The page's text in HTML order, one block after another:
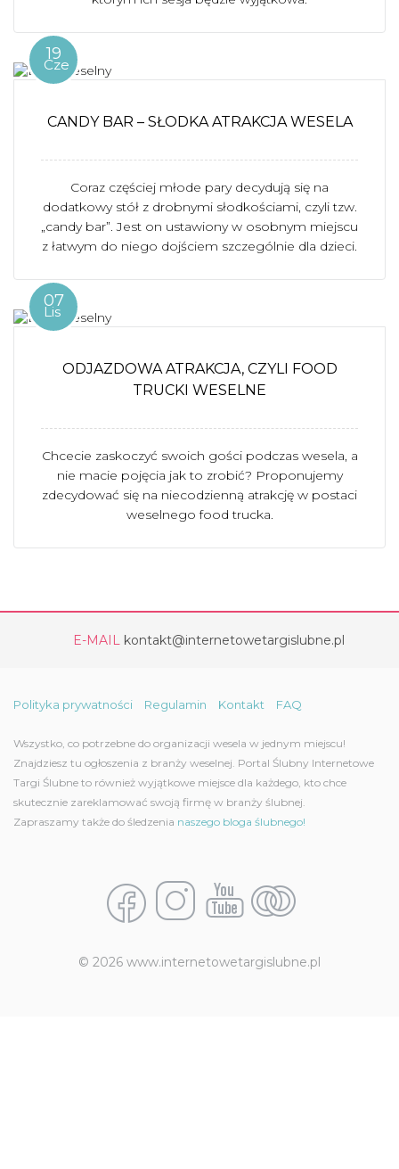
19
Cze
CANDY BAR – SŁODKA ATRAKCJA WESELA
Coraz częściej młode pary decydują się na
dodatkowy stół z drobnymi słodkościami, czyli tzw.
„candy bar”. Jest on ustawiony w osobnym miejscu
z łatwym do niego dojściem szczególnie dla dzieci.
07
Lis
ODJAZDOWA ATRAKCJA, CZYLI FOOD
TRUCKI WESELNE
Chcecie zaskoczyć swoich gości podczas wesela, a
nie macie pojęcia jak to zrobić? Proponujemy
zdecydować się na niecodzienną atrakcję w postaci
weselnego food trucka.
E-MAIL kontakt@internetowetargislubne.pl
Polityka prywatności Regulamin Kontakt FAQ
Wszystko, co potrzebne do organizacji wesela w jednym miejscu!
Znajdziesz tu ogłoszenia z branży weselnej. Portal Ślubny Internetowe
Targi Ślubne to również wyjątkowe miejsce dla każdego, kto chce
skutecznie zareklamować swoją firmę w branży ślubnej.
Zapraszamy także do śledzenia naszego bloga ślubnego!
© 2026 www.internetowetargislubne.pl